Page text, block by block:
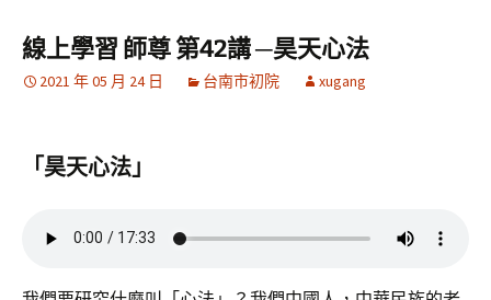
線上學習 師尊 第42講 ─昊天心法
2021 年 05 月 24 日 台南市初院 xugang
「昊天心法」